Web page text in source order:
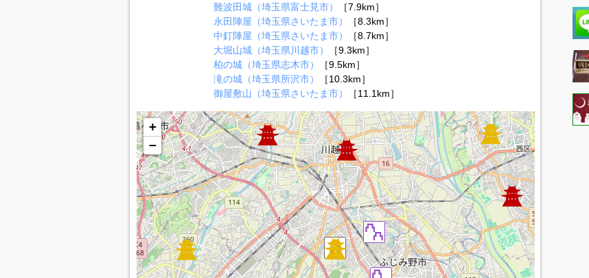
難波田城（埼玉県富士見市）
［7.9km］
永田陣屋（埼玉県さいたま市）
［8.3km］
中釘陣屋（埼玉県さいたま市）
［8.7km］
大堀山城（埼玉県川越市）
［9.3km］
柏の城（埼玉県志木市）
［9.5km］
滝の城（埼玉県所沢市）
［10.3km］
御屋敷山（埼玉県さいたま市）
［11.1km］
+
−